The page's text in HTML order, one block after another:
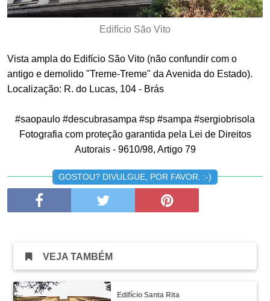
Edifício São Vito
Vista ampla do Edifício São Vito (não confundir com o
antigo e demolido "Treme-Treme" da Avenida do Estado).
Localização: R. do Lucas, 104 - Brás
#saopaulo #descubrasampa #sp #sampa #sergiobrisola
Fotografia com proteção garantida pela Lei de Direitos
Autorais - 9610/98, Artigo 79
GOSTOU? DIVULGUE, POR FAVOR. :-)
VEJA TAMBÉM
Edifício Santa Rita